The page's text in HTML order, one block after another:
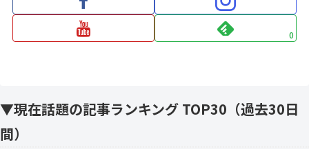
0
▼現在話題の記事ランキング TOP30（過去30日
間）